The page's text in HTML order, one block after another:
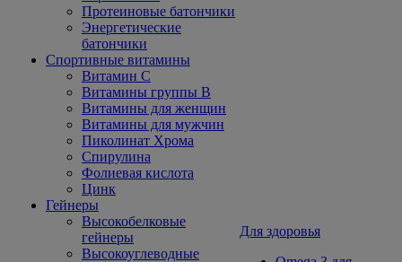
Протеиновые батончики
Энергетические
батончики
Спортивные витамины
Витамин С
Витамины группы В
Витамины для женщин
Витамины для мужчин
Пиколинат Хрома
Спирулина
Фолиевая кислота
Цинк
Гейнеры
Высокобелковые
гейнеры
Высокоуглеводные
Для здоровья